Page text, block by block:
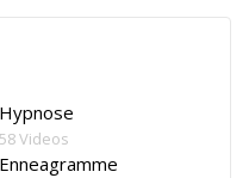
Hypnose
58 Videos
Enneagramme